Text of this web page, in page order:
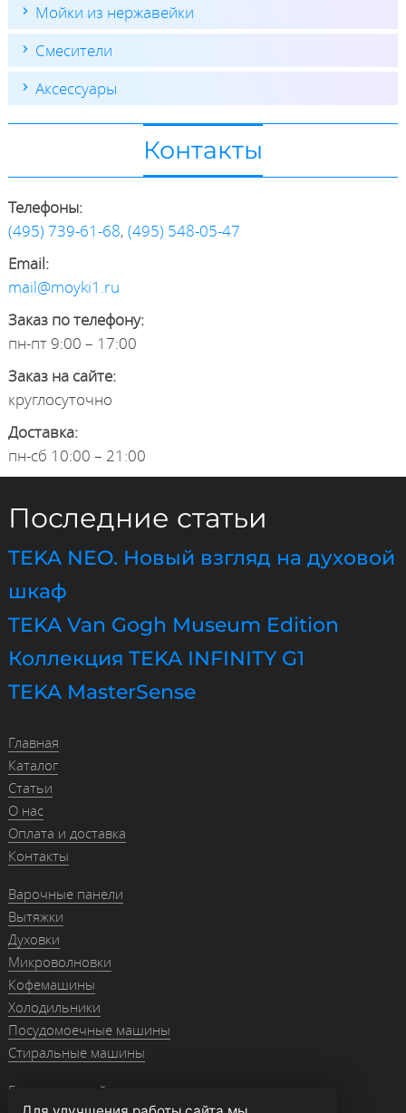
Мойки из нержавейки
Смесители
Аксессуары
Контакты
Телефоны:
(495) 739-61-68, (495) 548-05-47
Email:
mail@moyki1.ru
Заказ по телефону:
пн-пт 9:00 – 17:00
Заказ на сайте:
круглосуточно
Доставка:
пн-сб 10:00 – 21:00
Последние статьи
TEKA NEO. Новый взгляд на духовой
шкаф
TEKA Van Gogh Museum Edition
Коллекция TEKA INFINITY G1
TEKA MasterSense
Главная
Каталог
Статьи
О нас
Оплата и доставка
Контакты
Варочные панели
Вытяжки
Духовки
Микроволновки
Кофемашины
Холодильники
Посудомоечные машины
Стиральные машины
Гранитные мойки